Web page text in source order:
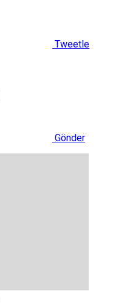
Tweetle
Gönder